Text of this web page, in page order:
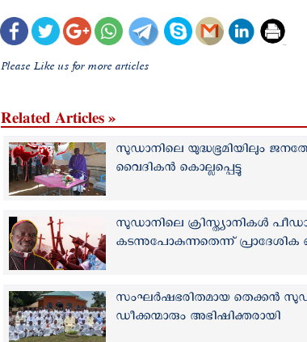
Please Like us for more articles
Related Articles »
സുഡാനിലെ യുദ്ധഭൂമിയിലും
വൈദികൻ കൊല്ലപ്പെട്ടു
സുഡാനിലെ ക്രിസ്ത്യാനികൾ
കടന്നുപോകുന്നതെന്ന് പ്രാദേശിക
സംഘര്‍ഷഭരിതമായ തെക്കന്‍
ഡീക്കന്മാരും അഭിഷിക്തരായി